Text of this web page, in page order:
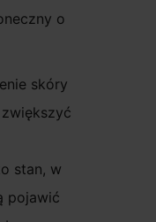
o
skóry
stan, w
pojawić